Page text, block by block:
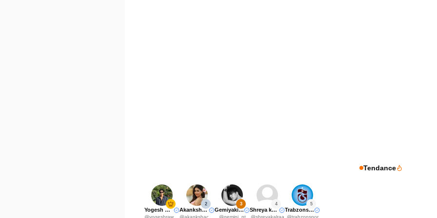
Tendance
Yogesh Rawat
@yogeshrawat04
2
Akanksha Choudhary
@akankshachoudhary_official
3
Gemiyakii♊️
@gemini_nt
4
Shreya kalra
@shreyakalraa
5
Trabzonspor
@trabzonspor